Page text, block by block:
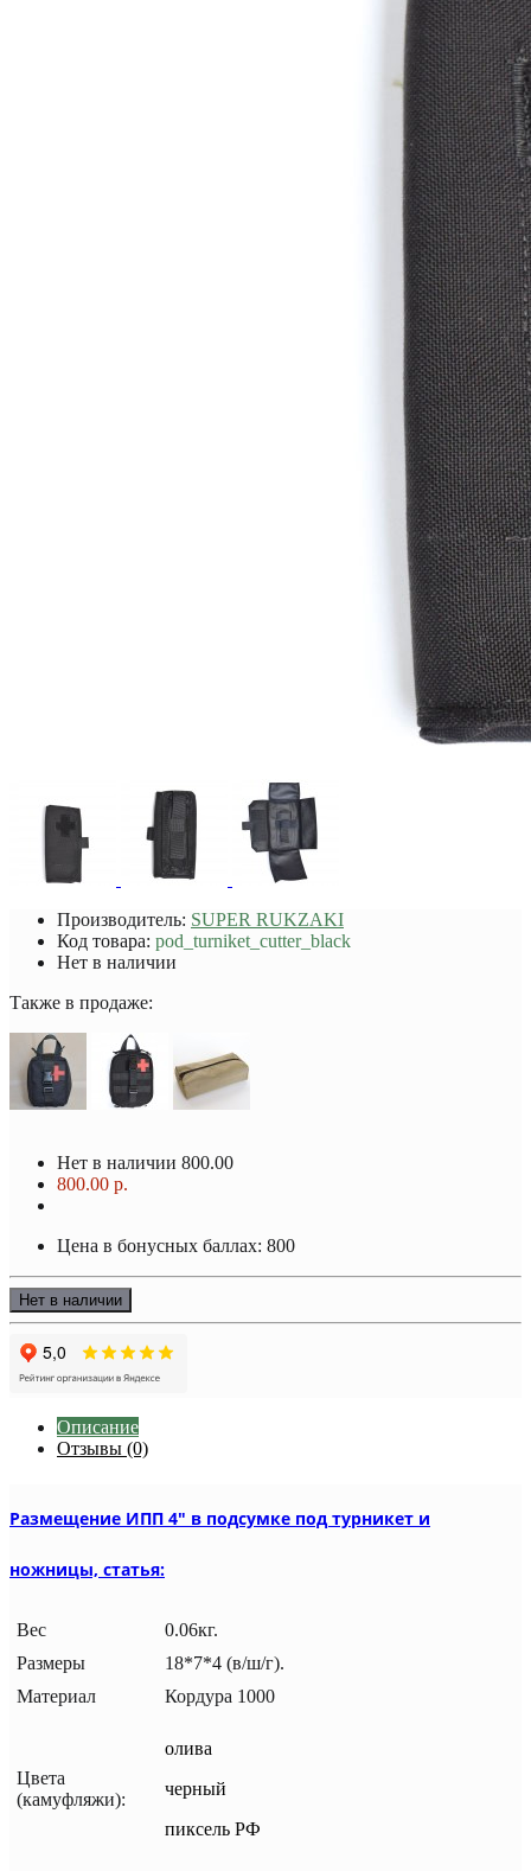
Производитель: SUPER RUKZAKI
Код товара: pod_turniket_cutter_black
Нет в наличии
Также в продаже:
Нет в наличии 800.00
800.00 р.
Цена в бонусных баллах: 800
Нет в наличии
Описание
Отзывы (0)
Размещение ИПП 4" в подсумке под турникет и
ножницы, статья:
Вес
0.06кг.
Размеры
18*7*4 (в/ш/г).
Материал
Кордура 1000
Цвета
(камуфляжи):
олива
черный
пиксель РФ